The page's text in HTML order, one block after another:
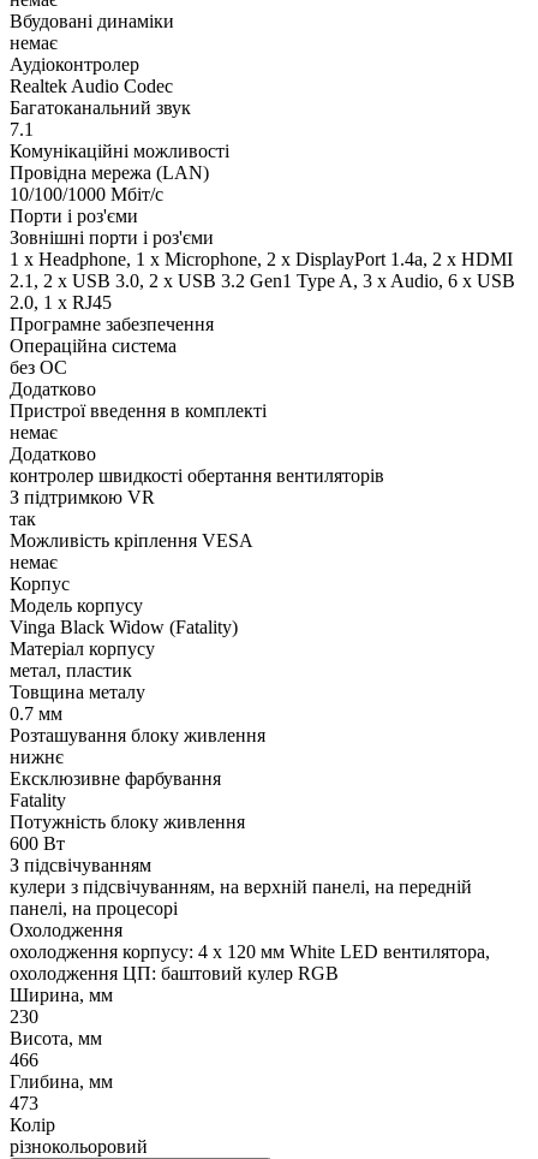
Вбудовані динаміки
немає
Аудіоконтролер
Realtek Audio Codec
Багатоканальний звук
7.1
Комунікаційні можливості
Провідна мережа (LAN)
10/100/1000 Мбіт/с
Порти і роз'єми
Зовнішні порти і роз'єми
1 x Нeadphone, 1 х Microphone, 2 x DisplayPort 1.4a, 2 x HDMI
2.1, 2 x USB 3.0, 2 x USB 3.2 Gen1 Type A, 3 x Audio, 6 x USB
2.0, 1 x RJ45
Програмне забезпечення
Операційна система
без ОС
Додатково
Пристрої введення в комплекті
немає
Додатково
контролер швидкості обертання вентиляторів
З підтримкою VR
так
Можливість кріплення VESA
немає
Корпус
Модель корпусу
Vinga Black Widow (Fatality)
Матеріал корпусу
метал, пластик
Товщина металу
0.7 мм
Розташування блоку живлення
нижнє
Ексклюзивне фарбування
Fatality
Потужність блоку живлення
600 Вт
З підсвічуванням
кулери з підсвічуванням, на верхній панелі, на передній
панелі, на процесорі
Охолодження
охолодження корпусу: 4 x 120 мм White LED вентилятора,
охолодження ЦП: баштовий кулер RGB
Ширина, мм
230
Висота, мм
466
Глибина, мм
473
Колір
різнокольоровий